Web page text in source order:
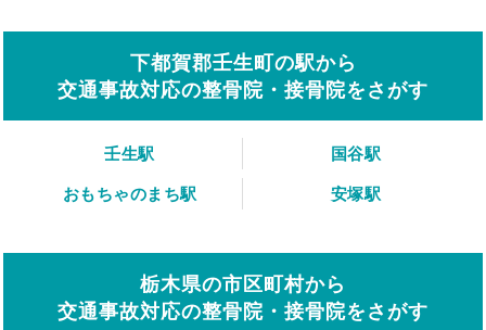
下都賀郡壬生町の駅から
交通事故対応の整骨院・接骨院をさがす
壬生駅
国谷駅
おもちゃのまち駅
安塚駅
栃木県の市区町村から
交通事故対応の整骨院・接骨院をさがす